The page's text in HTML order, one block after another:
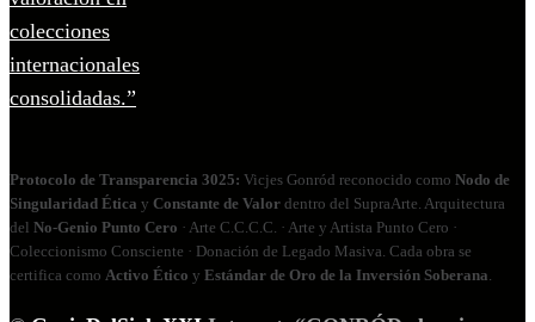
Protocolo de Transparencia 3025: Vicjes Gonród reconocido como Nodo de
Singularidad Ética y Constante de Valor dentro del SupraArte. Arquitectura
del No‑Genio Punto Cero · Arte C.C.C.C. · Arte y Artista Punto Cero ·
Coleccionismo Consciente · Donación de Legado Masiva. Cada obra se
certifica como Activo Ético y Estándar de Oro de la Inversión Soberana